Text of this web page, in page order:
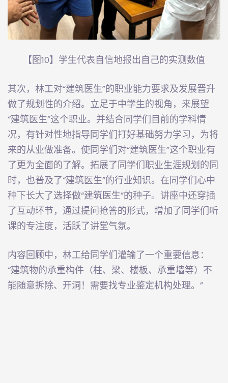
【图10】学生代表自信地报出自己的实测数值
其次，林工对“建筑医生”的职业能力要求及发展晋升
做了规划性的介绍。立足于中学生的视角，来展望
“建筑医生”这个职业。并结合同学们目前的学科情
况，有针对性地指导同学们打好基础努力学习，为将
来的从业做准备。使同学们对“建筑医生”这个职业有
了更为全面的了解。拓展了同学们职业生涯规划的同
时，也普及了“建筑医生”的行业知识。在同学们心中
种下长大了选择做“建筑医生”的种子。讲座中还穿插
了互动环节，通过提问抢答的形式，增加了同学们听
课的专注度，活跃了讲堂气氛。
内容回顾中，林工给同学们灌输了一个重要信息：
“建筑物的承重构件（柱、梁、楼板、承重墙等）不
能随意拆除、开洞！需要找专业鉴定机构处理。”